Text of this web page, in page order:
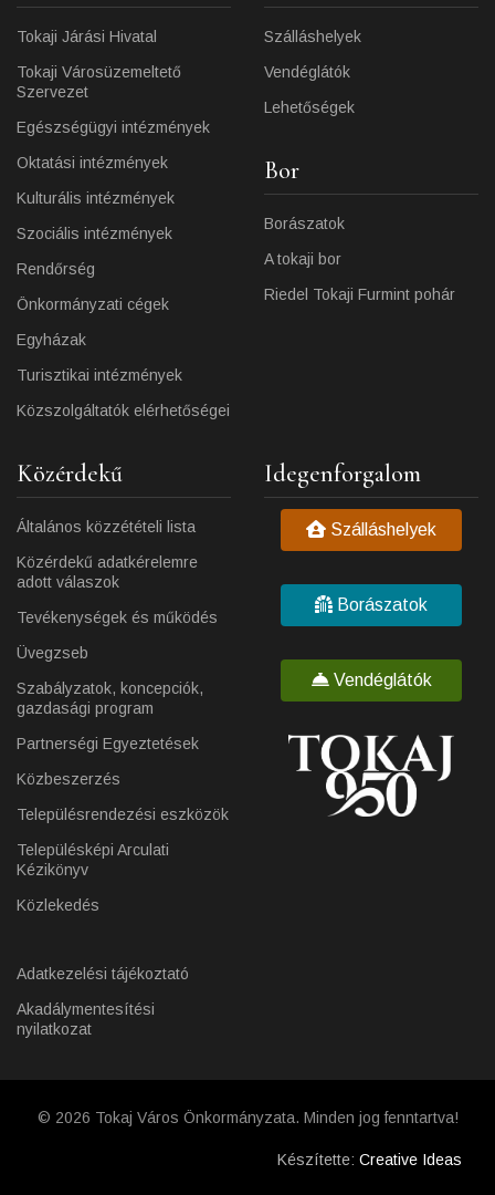
Tokaji Járási Hivatal
Tokaji Városüzemeltető
Szervezet
Egészségügyi intézmények
Oktatási intézmények
Kulturális intézmények
Szociális intézmények
Rendőrség
Önkormányzati cégek
Egyházak
Turisztikai intézmények
Közszolgáltatók elérhetőségei
Szálláshelyek
Vendéglátók
Lehetőségek
Bor
Borászatok
A tokaji bor
Riedel Tokaji Furmint pohár
Közérdekű
Általános közzétételi lista
Közérdekű adatkérelemre
adott válaszok
Tevékenységek és működés
Üvegzseb
Szabályzatok, koncepciók,
gazdasági program
Partnerségi Egyeztetések
Közbeszerzés
Településrendezési eszközök
Településképi Arculati
Kézikönyv
Közlekedés
Adatkezelési tájékoztató
Akadálymentesítési
nyilatkozat
Idegenforgalom
Szálláshelyek
Borászatok
Vendéglátók
© 2026 Tokaj Város Önkormányzata. Minden jog fenntartva!
Készítette: Creative Ideas